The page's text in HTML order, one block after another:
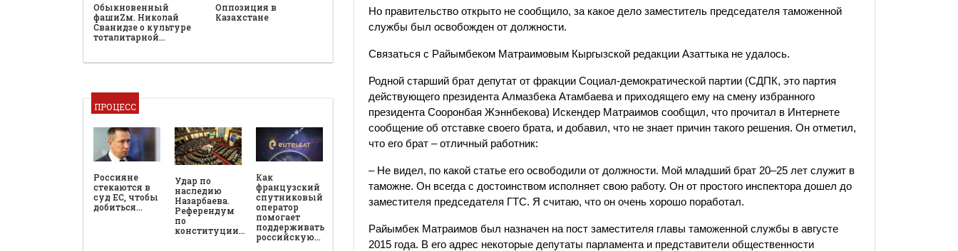
Обыкновенный
фашиZм. Николай
Сванидзе о культуре
тоталитарной…
Оппозиция в
Казахстане
ПРОЦЕСС
Россияне
стекаются в
суд ЕС, чтобы
добиться…
Удар по
наследию
Назарбаева.
Референдум
по
конституции…
Как
французский
спутниковый
оператор
помогает
поддерживать
российскую…
Но правительство открыто не сообщило, за какое дело заместитель председателя таможенной
службы был освобожден от должности.
Связаться с Райымбеком Матраимовым Кыргызской редакции Азаттыка не удалось.
Родной старший брат депутат от фракции Социал-демократической партии (СДПК, это партия
действующего президента Алмазбека Атамбаева и приходящего ему на смену избранного
президента Сооронбая Жэннбекова) Искендер Матраимов сообщил, что прочитал в Интернете
сообщение об отставке своего брата, и добавил, что не знает причин такого решения. Он отметил,
что его брат – отличный работник:
– Не видел, по какой статье его освободили от должности. Мой младший брат 20–25 лет служит в
таможне. Он всегда с достоинством исполняет свою работу. Он от простого инспектора дошел до
заместителя председателя ГТС. Я считаю, что он очень хорошо поработал.
Райымбек Матраимов был назначен на пост заместителя главы таможенной службы в августе
2015 года. В его адрес некоторые депутаты парламента и представители общественности